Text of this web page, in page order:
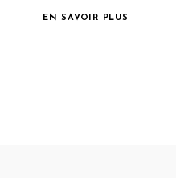
EN SAVOIR PLUS